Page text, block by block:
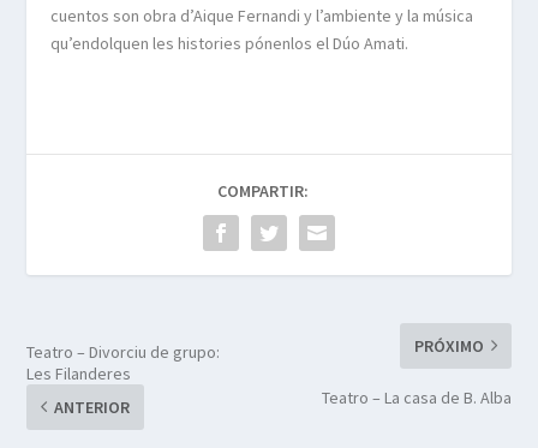
cuentos son obra d’Aique Fernandi y l’ambiente y la música
qu’endolquen les histories pónenlos el Dúo Amati.
COMPARTIR:
Teatro – Divorciu de grupo:
Les Filanderes
ANTERIOR
PRÓXIMO
Teatro – La casa de B. Alba